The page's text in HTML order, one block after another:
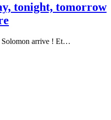
tonight, tomorrow
Solomon arrive ! Et…